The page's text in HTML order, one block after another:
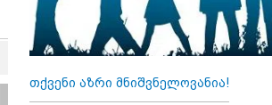
თქვენი აზრი მნიშვნელოვანია!